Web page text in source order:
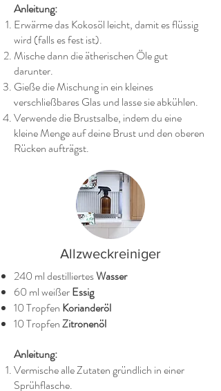
Anleitung:
Erwärme das Kokosöl leicht, damit es flüssig
wird (falls es fest ist).
Mische dann die ätherischen Öle gut
darunter.
Gieße die Mischung in ein kleines
verschließbares Glas und lasse sie abkühlen.
Verwende die Brustsalbe, indem du eine
kleine Menge auf deine Brust und den oberen
Rücken aufträgst.
Allzweckreiniger
240 ml destilliertesWasser
60 ml weißerEssig
10 Tropfen Korianderöl
10 TropfenZitronenöl
Anleitung:
Vermische alle Zutaten gründlich in einer
Sprühflasche.